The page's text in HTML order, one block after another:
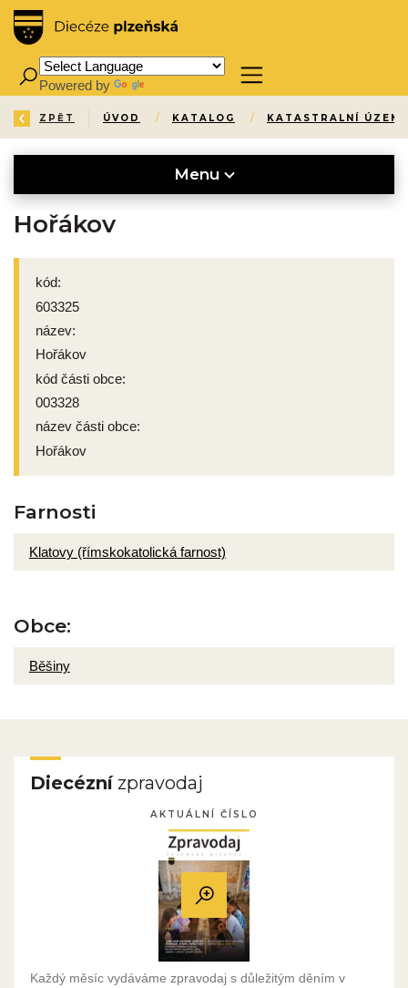
Powered by
ZPĚT ÚVOD / KATALOG / KATASTRALNÍ ÚZEMÍ
Menu
Hořákov
kód:
603325
název:
Hořákov
kód části obce:
003328
název části obce:
Hořákov
Farnosti
Klatovy (římskokatolická farnost)
Obce:
Běšiny
Diecéznízpravodaj
AKTUÁLNÍ ČÍSLO
Každý měsíc vydáváme zpravodaj s důležitým děním v